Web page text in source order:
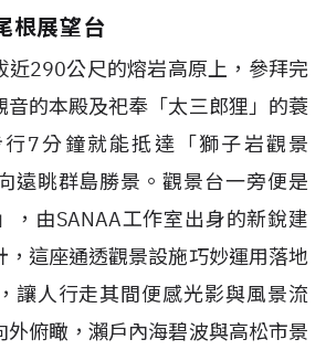
根展望台
近290公尺的熔岩高原上，參拜完
音的本殿及祀奉「太三郎狸」的蓑
7分鐘就能抵達「獅子岩觀景
遠眺群島勝景。觀景台一旁便是
，由SANAA工作室出身的新銳建
，這座通透觀景設施巧妙運用落地
讓人行走其間便感光影與風景流
外俯瞰，瀨戶內海碧波與高松市景